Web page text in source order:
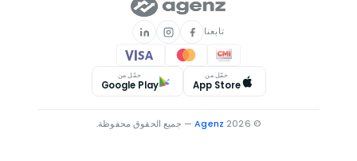
العقارات للإيجار في الفحص-أنجرة
العقارات للإيجار في الحاجبتابعنا
حمّل من
App Store
حمّل من
Google Play
© 2026
Agenz— جميع الحقوق محفوظة.